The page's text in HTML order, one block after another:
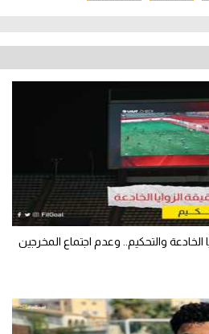
والتحكيم.. وعدم اجتماع المخرجين